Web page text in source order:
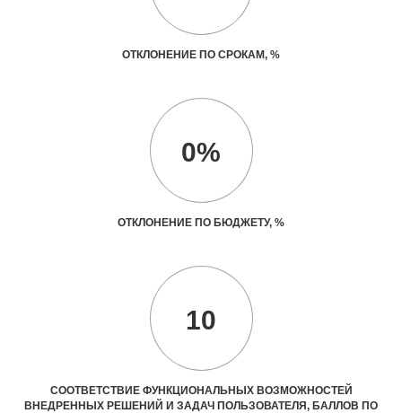
ОТКЛОНЕНИЕ ПО СРОКАМ, %
0%
ОТКЛОНЕНИЕ ПО БЮДЖЕТУ, %
10
СООТВЕТСТВИЕ ФУНКЦИОНАЛЬНЫХ ВОЗМОЖНОСТЕЙ
ВНЕДРЕННЫХ РЕШЕНИЙ И ЗАДАЧ ПОЛЬЗОВАТЕЛЯ, БАЛЛОВ ПО